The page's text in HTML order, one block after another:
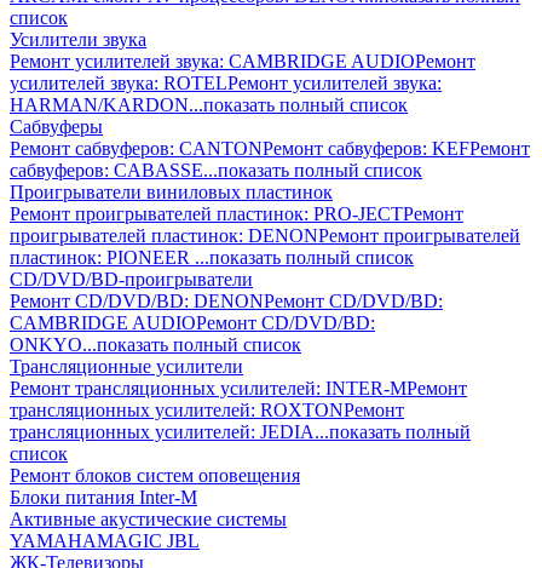
список
Усилители звука
Ремонт усилителей звука: CAMBRIDGE AUDIOРемонт
усилителей звука: ROTELРемонт усилителей звука:
HARMAN/KARDON...показать полный список
Сабвуферы
Ремонт сабвуферов: CANTONРемонт сабвуферов: KEFРемонт
сабвуферов: CABASSE...показать полный список
Проигрыватели виниловых пластинок
Ремонт проигрывателей пластинок: PRO-JECTРемонт
проигрывателей пластинок: DENONРемонт проигрывателей
пластинок: PIONEER ...показать полный список
CD/DVD/BD-проигрыватели
Ремонт CD/DVD/BD: DENONРемонт CD/DVD/BD:
CAMBRIDGE AUDIOРемонт CD/DVD/BD:
ONKYO...показать полный список
Трансляционные усилители
Ремонт трансляционных усилителей: INTER-MРемонт
трансляционных усилителей: ROXTONРемонт
трансляционных усилителей: JEDIA...показать полный
список
Ремонт блоков систем оповещения
Блоки питания Inter-M
Активные акустические системы
YAMAHAMAGIC JBL
ЖК-Телевизоры